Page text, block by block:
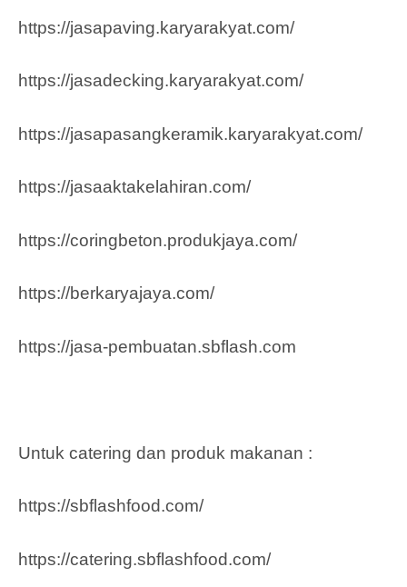
https://jasapaving.karyarakyat.com/
https://jasadecking.karyarakyat.com/
https://jasapasangkeramik.karyarakyat.com/
https://jasaaktakelahiran.com/
https://coringbeton.produkjaya.com/
https://berkaryajaya.com/
https://jasa-pembuatan.sbflash.com
Untuk catering dan produk makanan :
https://sbflashfood.com/
https://catering.sbflashfood.com/